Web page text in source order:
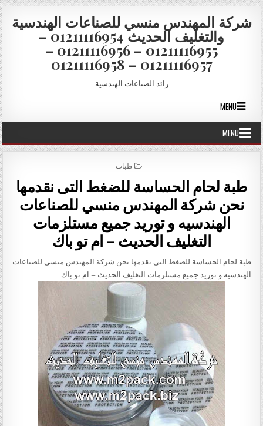
Skip to content
شركة المهندس منسي للصناعات الهندسية
والتغليف الحديث 01211116954 –
01211116955 – 01211116956 –
01211116957 – 01211116958
رائد الصناعات الهندسية
MENU
MENU
POSTED IN
طبات
طبة لحام الحساسة للضغط التى نقدمها
نحن شركة المهندس منسي للصناعات
الهندسيه و توريد جميع مستلزمات
التغليف الحديث – ام تو باك
طبة لحام الحساسة للضغط التى نقدمها نحن شركة المهندس منسي للصناعات
الهندسيه و توريد جميع مستلزمات التغليف الحديث – ام تو باك